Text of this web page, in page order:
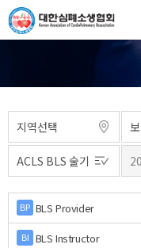
BP BLS Provider
BI BLS Instructor